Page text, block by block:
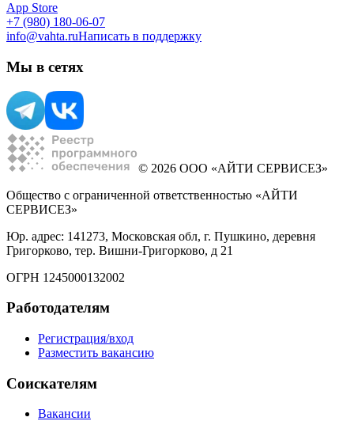
App Store
+7 (980) 180-06-07
info@vahta.ruНаписать в поддержку
Мы в сетях
© 2026 ООО «АЙТИ СЕРВИСЕЗ»
Общество с ограниченной ответственностью «АЙТИ
СЕРВИСЕЗ»
Юр. адрес: 141273, Московская обл, г. Пушкино, деревня
Григорково, тер. Вишни-Григорково, д 21
ОГРН 1245000132002
Работодателям
Регистрация/вход
Разместить вакансию
Соискателям
Вакансии